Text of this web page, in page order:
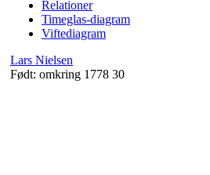
Relationer
Timeglas-diagram
Viftediagram
Lars Nielsen
Født: omkring 1778 30